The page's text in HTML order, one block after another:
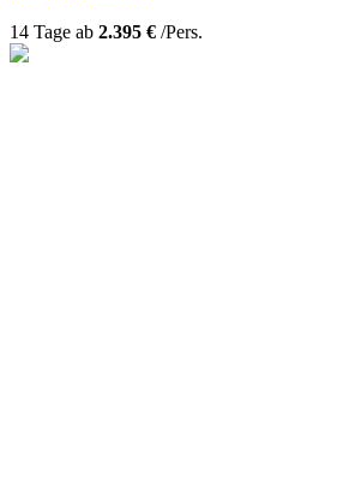
14 Tage ab 2.395 € /Pers.